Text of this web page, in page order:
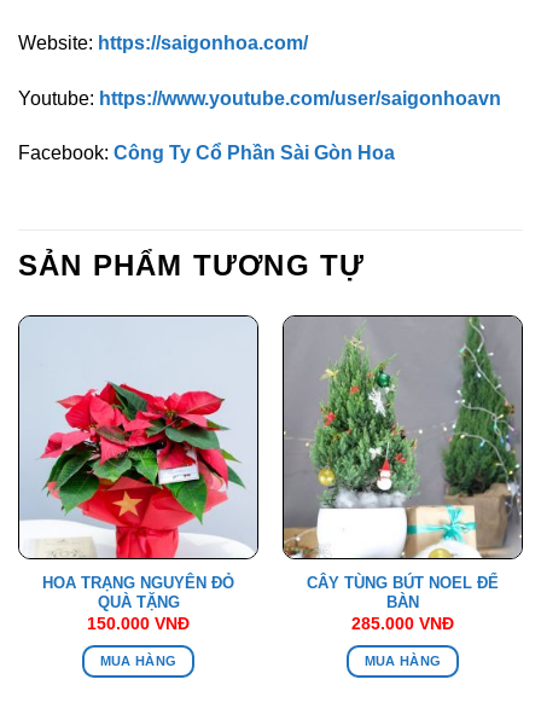
Website: https://saigonhoa.com/
Youtube: https://www.youtube.com/user/saigonhoavn
Facebook: Công Ty Cổ Phần Sài Gòn Hoa
SẢN PHẨM TƯƠNG TỰ
HOA TRẠNG NGUYÊN ĐỎ
QUÀ TẶNG
150.000 VNĐ
MUA HÀNG
CÂY TÙNG BÚT NOEL ĐỂ
BÀN
285.000 VNĐ
MUA HÀNG